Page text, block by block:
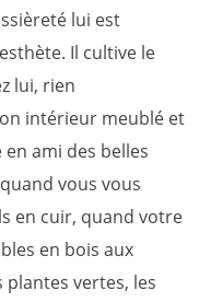
lui est
Il cultive le
lui, rien
intérieur meublé et
ami des belles
vous vous
en cuir, quand votre
en bois aux
vertes, les